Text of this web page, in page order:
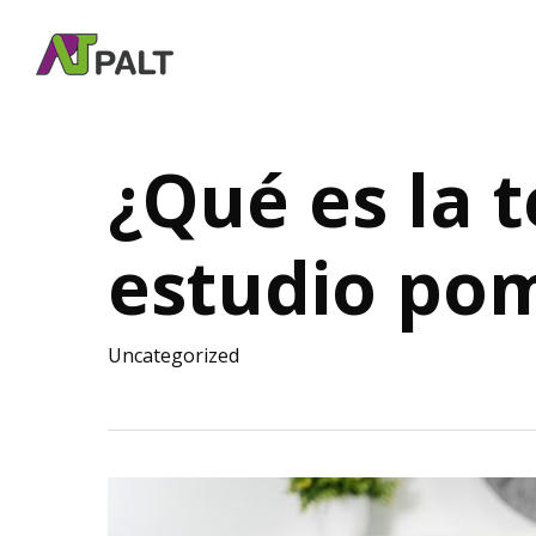
main
¿Qué es la
estudio
Uncategorized